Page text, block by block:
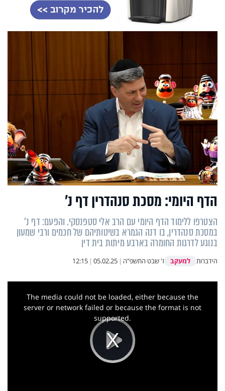
הדף היומי: מסכת סנהדרין דף נ'
הצטרפו ללימוד הדף היומי עם הרב אלי סטפנסקי. והפעם: דף נ'
במסכת סנהדרין, בו דנה הגמרא בשיטותיהם של חכמים ורבי שמעון
בנוגע לדרגות החומרה בארבע מיתות בית דין
הידברות למעקב ז' שבט התשפ"ה |
05.02.25
|
12:15
Play
This
The media could not be loaded, either because the
server or network failed or because the format is not
supported.